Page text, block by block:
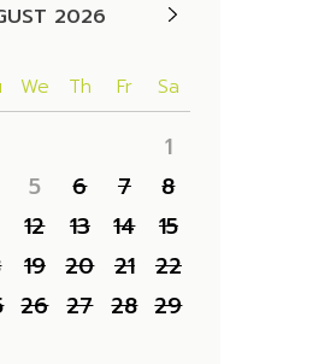
2026
We Th Fr Sa
1
5 6 7
8
12 13 14
15
19 20 21
22
26 27 28 29